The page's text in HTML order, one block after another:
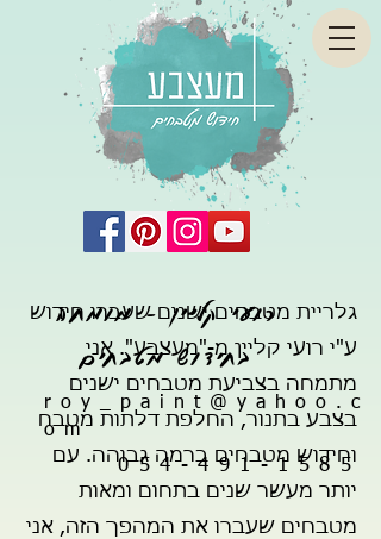
רועי קליין - מומחה
בחידוש מטבחים
roy_paint@yahoo.c
om
054-491-1585
גלריית מטבחים ישנים שעברו חידוש
ע"י רועי קליין מ-"מעצבע". אני
מתמחה בצביעת מטבחים ישנים
בצבע בתנור, החלפת דלתות מטבח
וחידוש מטבחים ברמה גבוהה. עם
יותר מעשר שנים בתחום ומאות
מטבחים שעברו את המהפך הזה, אני